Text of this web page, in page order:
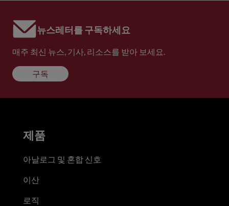
뉴스레터를 구독하세요
매주 최신 뉴스, 기사, 리소스를 받아 보세요.
구독
제품
아날로그 및 혼합 신호
이산
로직